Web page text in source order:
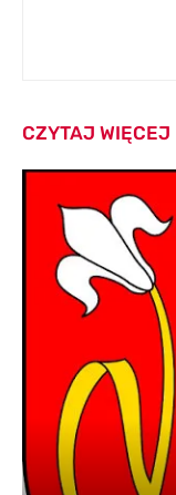
CZYTAJ WIĘCEJ